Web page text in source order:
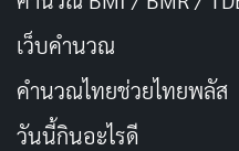
ซีรีส์แนวประวัติศาสตร์แฟน
และความลึกลับ กับเรื่องรา
อุปสรรคและความลับที่ซ่อน
เว็บคํานวณ
คํานวณไทยช่วยไทยพลัส
วันนี้กินอะไรดี